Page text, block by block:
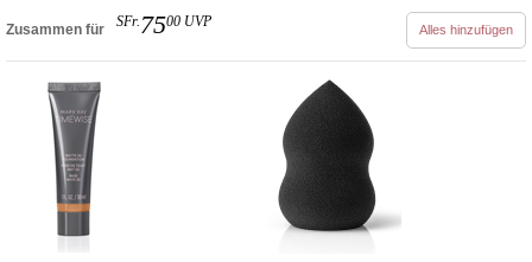
Zusammen für SFr. 7500 UVP Alles hinzufügen